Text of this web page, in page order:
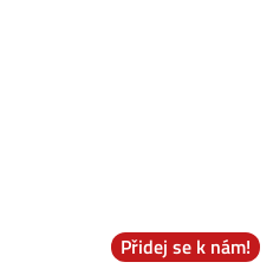
Přidej se k nám!